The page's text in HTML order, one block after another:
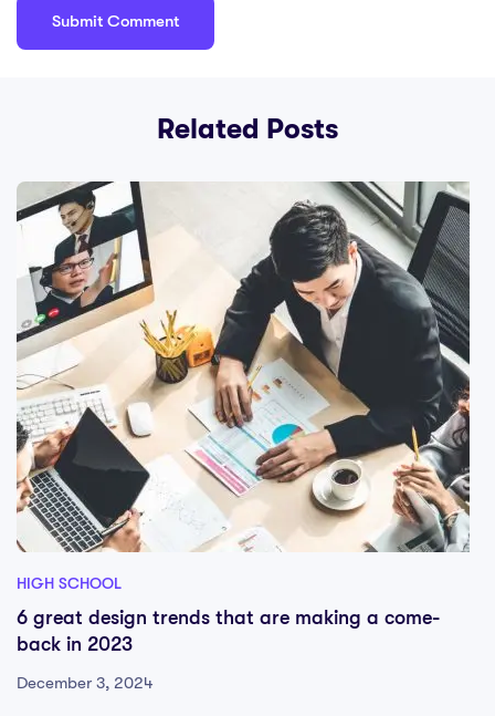
Related Posts
HIGH SCHOOL
6 great design trends that are making a come-
back in 2023
December 3, 2024